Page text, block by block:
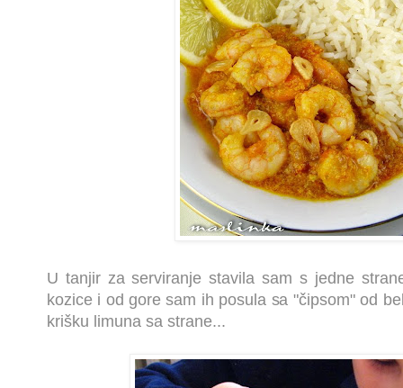
U tanjir za serviranje stavila sam s jedne
kozice i od gore sam ih posula sa "čipsom" od
krišku limuna sa strane...